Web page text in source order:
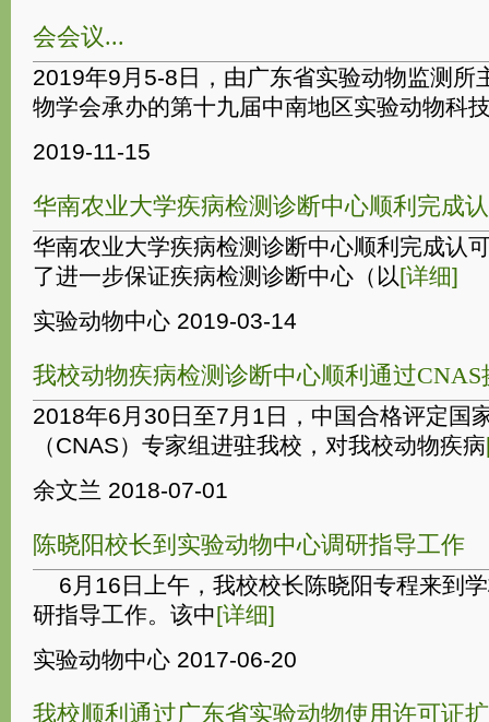
会会议...
2019年9月5-8日，由广东省实验动物监测所
物学会承办的第十九届中南地区实验动物科
2019-11-15
华南农业大学疾病检测诊断中心顺利完成
华南农业大学疾病检测诊断中心顺利完成认
了进一步保证疾病检测诊断中心（以[详细]
实验动物中心 2019-03-14
我校动物疾病检测诊断中心顺利通过
2018年6月30日至7月1日，中国合格评定国
（CNAS）专家组进驻我校，对我校动物疾病
余文兰 2018-07-01
陈晓阳校长到实验动物中心调研指导工作
6月16日上午，我校校长陈晓阳专程来到
研指导工作。该中[详细]
实验动物中心 2017-06-20
我校顺利通过广东省实验动物使用许可证